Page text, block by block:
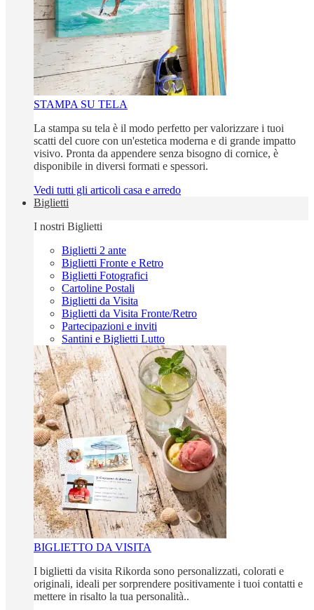
STAMPA SU TELA
La stampa su tela è il modo perfetto per valorizzare i tuoi
scatti del cuore con un'estetica moderna e di grande impatto
visivo. Pronta da appendere senza bisogno di cornice, è
disponibile in diversi formati e spessori.
Vedi tutti gli articoli casa e arredo
Biglietti
I nostri Biglietti
Biglietti 2 ante
Biglietti Fronte e Retro
Biglietti Fotografici
Cartoline Postali
Biglietti da Visita
Biglietti da Visita Fronte/Retro
Partecipazioni e inviti
Santini e Biglietti Lutto
BIGLIETTO DA VISITA
I biglietti da visita Rikorda sono personalizzati, colorati e
originali, ideali per sorprendere positivamente i tuoi contatti e
mettere in risalto la tua personalità..